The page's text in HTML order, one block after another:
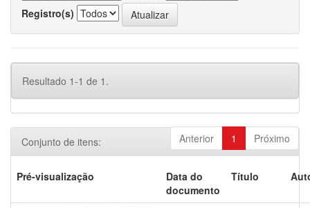
Registro(s)
Resultado 1-1 de 1.
Anterior 1 Próximo
Conjunto de itens:
Pré-visualização
Data do
documento
Título